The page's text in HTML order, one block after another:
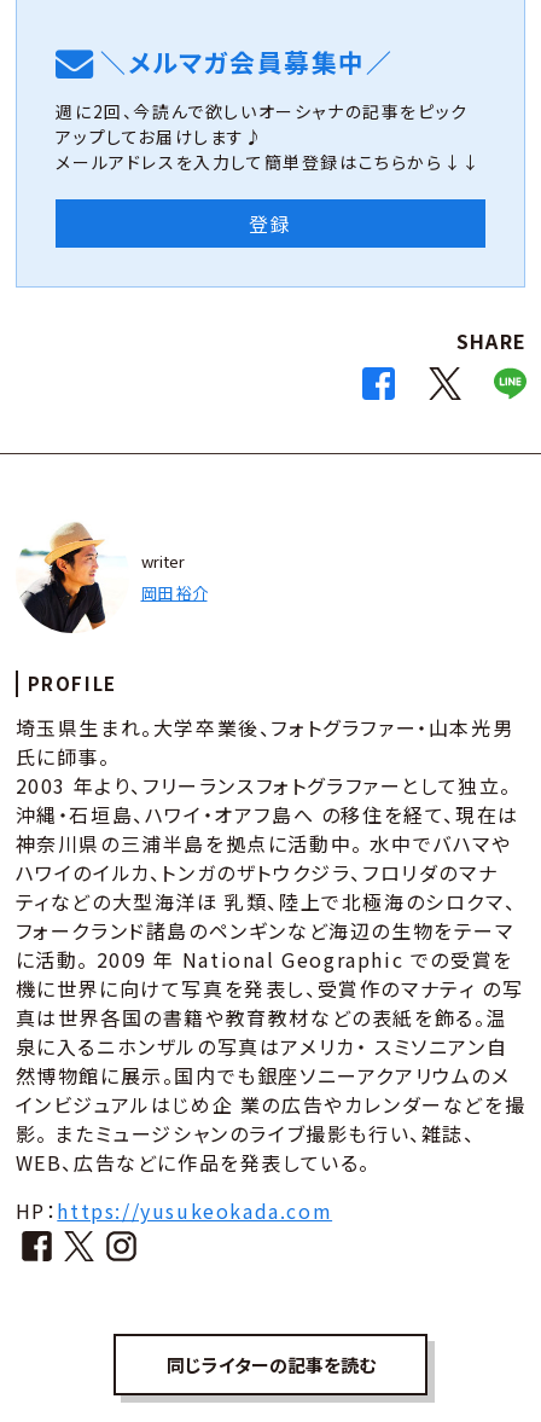
＼メルマガ会員募集中／
週に2回、今読んで欲しいオーシャナの記事をピック
アップしてお届けします♪
メールアドレスを入力して簡単登録はこちらから↓↓
登録
SHARE
writer
岡田 裕介
PROFILE
埼玉県生まれ。大学卒業後、フォトグラファー・山本光男
氏に師事。
2003 年より、フリーランスフォトグラファーとして独立。
沖縄・石垣島、ハワイ・オアフ島へ の移住を経て、現在は
神奈川県の三浦半島を拠点に活動中。 水中でバハマや
ハワイのイルカ、トンガのザトウクジラ、フロリダのマナ
ティなどの大型海洋ほ 乳類、陸上で北極海のシロクマ、
フォークランド諸島のペンギンなど海辺の生物をテーマ
に活動。 2009 年 National Geographic での受賞を
機に世界に向けて写真を発表し、受賞作のマナティ の写
真は世界各国の書籍や教育教材などの表紙を飾る。温
泉に入るニホンザルの写真はアメリカ・ スミソニアン自
然博物館に展示。国内でも銀座ソニーアクアリウムのメ
インビジュアルはじめ企 業の広告やカレンダーなどを撮
影。 またミュージシャンのライブ撮影も行い、雑誌、
WEB、広告などに作品を発表している。
HP：https://yusukeokada.com
同じライターの記事を読む